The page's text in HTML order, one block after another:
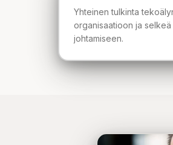
Yhteinen tulkinta
organisaatioon ja
johtamiseen.